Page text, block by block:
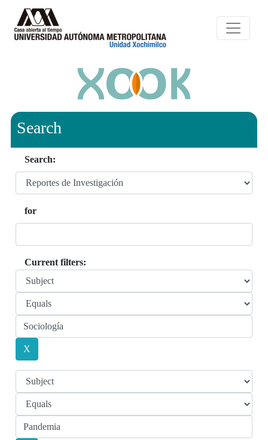
Search
Search:
for
Current filters: